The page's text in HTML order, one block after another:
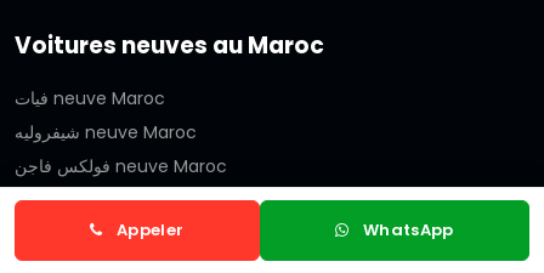
Appeler WhatsApp
Voitures neuves au Maroc
فيات neuve Maroc
شيفروليه neuve Maroc
فولكس فاجن neuve Maroc
سيريس neuve Maroc
مازدا neuve Maroc